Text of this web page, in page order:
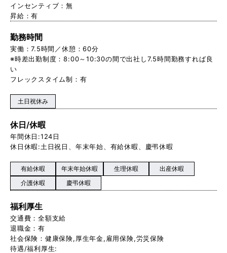
インセンティブ：無
昇給：有
勤務時間
実働：7.5時間／休憩：60分
※時差出勤制度：8:00～10:30の間で出社し7.5時間勤務すれば良
い
フレックスタイム制：有
土日祝休み
休日/休暇
年間休日:124日
休日休暇:土日祝日、年末年始、有給休暇、慶弔休暇
有給休暇 年末年始休暇 生理休暇
出産休暇
介護休暇
慶弔休暇
福利厚生
交通費：全額支給
退職金：有
社会保険：健康保険,厚生年金,雇用保険,労災保険
待遇/福利厚生: